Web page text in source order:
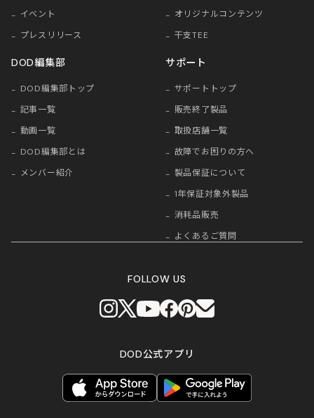
イベント
プレスリリース
オリジナルコンテンツ
干支TEE
DOD編集部
DOD編集部トップ
記事一覧
動画一覧
DOD編集部とは
メンバー紹介
サポート
サポートトップ
販売終了製品
取扱店舗一覧
故障でお困りの方へ
製品保証について
1年保証対象外製品
消耗品販売
よくあるご質問
FOLLOW US
DOD公式アプリ